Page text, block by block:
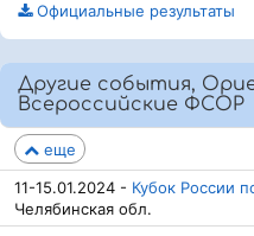
Официальные результаты
Другие события,
Всероссийские ФСОР
еще
11-15.01.2024 - Кубок России
Челябинская обл.